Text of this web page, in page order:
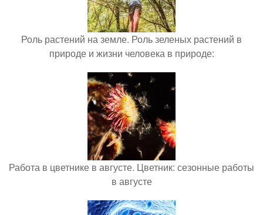
Роль растений на земле. Роль зеленых растений в
природе и жизни человека в природе:
Работа в цветнике в августе. Цветник: сезонные работы
в августе